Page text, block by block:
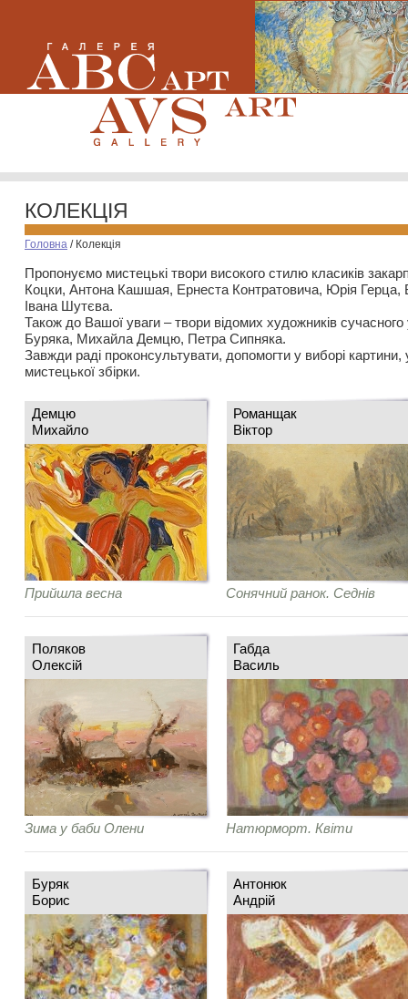
КОЛЕКЦІЯ
Головна / Колекція
Пропонуємо мистецькі твори високого стилю класиків
Коцки, Антона Кашшая, Ернеста Контратовича, Юрія
Івана Шутєва.
Також до Вашої уваги – твори відомих художників
Буряка, Михайла Демцю, Петра Сипняка.
Завжди раді проконсультувати, допомогти у виборі картини,
мистецької збірки.
Демцю
Михайло
Прийшла весна
Романщак
Віктор
Сонячний ранок. Седнів
Поляков
Олексій
Зима у баби Олени
Габда
Василь
Натюрморт. Квіти
Буряк
Борис
Антонюк
Андрій